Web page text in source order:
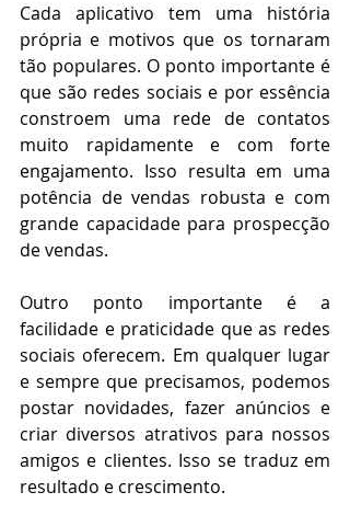
Cada aplicativo tem uma história
própria e motivos que os tornaram
tão populares. O ponto importante é
que são redes sociais e por essência
constroem uma rede de contatos
muito rapidamente e com forte
engajamento. Isso resulta em uma
potência de vendas robusta e com
grande capacidade para prospecção
de vendas.
Outro ponto importante é a
facilidade e praticidade que as redes
sociais oferecem. Em qualquer lugar
e sempre que precisamos, podemos
postar novidades, fazer anúncios e
criar diversos atrativos para nossos
amigos e clientes. Isso se traduz em
resultado e crescimento.